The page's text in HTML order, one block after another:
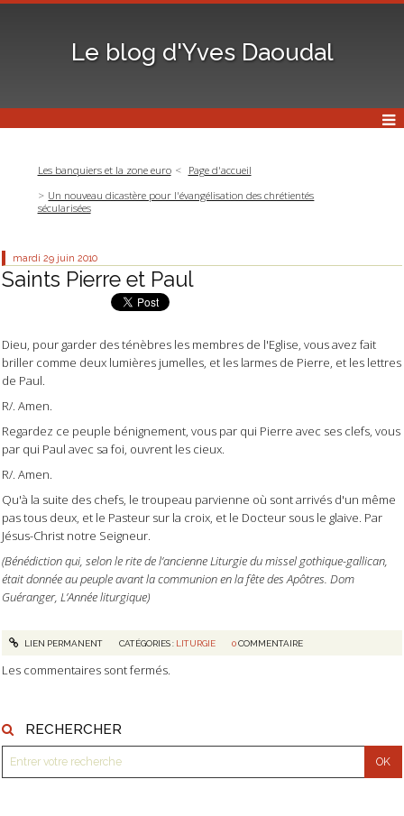
Le blog d'Yves Daoudal
RECHERCHER
Les banquiers et la zone euro
Page d'accueil
Un nouveau dicastère pour l'évangélisation des chrétientés
sécularisées
mardi 29 juin 2010
Saints Pierre et Paul
Dieu, pour garder des ténèbres les membres de l'Eglise, vous avez fait
briller comme deux lumières jumelles, et les larmes de Pierre, et les lettres
de Paul.
R/. Amen.
Regardez ce peuple bénignement, vous par qui Pierre avec ses clefs, vous
par qui Paul avec sa foi, ouvrent les cieux.
R/. Amen.
Qu'à la suite des chefs, le troupeau parvienne où sont arrivés d'un même
pas tous deux, et le Pasteur sur la croix, et le Docteur sous le glaive. Par
Jésus-Christ notre Seigneur.
(Bénédiction qui, selon le rite de l’ancienne Liturgie du missel gothique-gallican,
était donnée au peuple avant la communion en la fête des Apôtres. Dom
Guéranger, L’Année liturgique)
LIEN PERMANENT CATÉGORIES : LITURGIE 0COMMENTAIRE
Les commentaires sont fermés.